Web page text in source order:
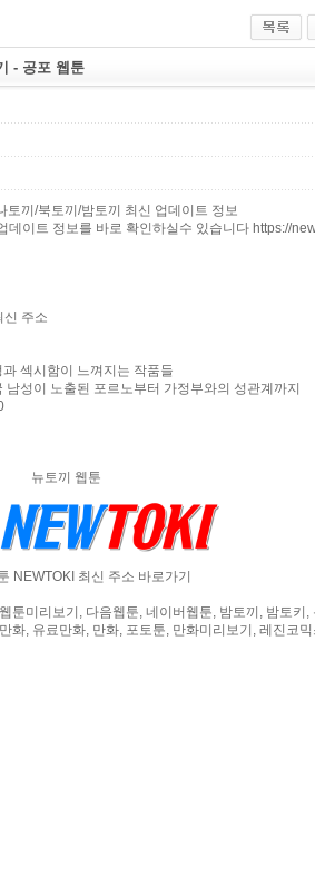
- 공포 웹툰
토끼/북토끼/밤토끼 최신 업데이트 정보
데이트 정보를 바로 확인하실수 있습니다 https://
신 주소
섹시함이 느껴지는 작품들
성이 노출된 포르노부터 가정부와의 성관계까지
뉴토끼 웹툰
NEWTOKI 최신 주소 바로가기
툰미리보기, 다음웹툰, 네이버웹툰, 밤토끼, 밤토키,
화, 유료만화, 만화, 포토툰, 만화미리보기, 레진코